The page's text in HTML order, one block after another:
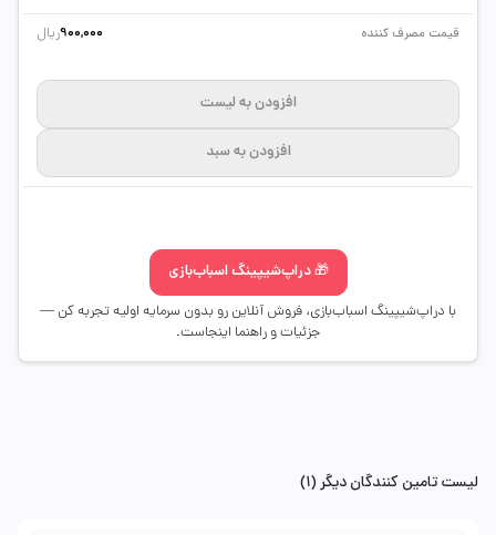
قیمت مصرف کننده 900,000ریال
افزودن به لیست
افزودن به سبد
🎁 دراپ‌شیپینگ اسباب‌بازی
با دراپ‌شیپینگ اسباب‌بازی، فروش آنلاین رو بدون سرمایه اولیه تجربه کن —
جزئیات و راهنما اینجاست.
لیست تامین کنندگان دیگر (1)